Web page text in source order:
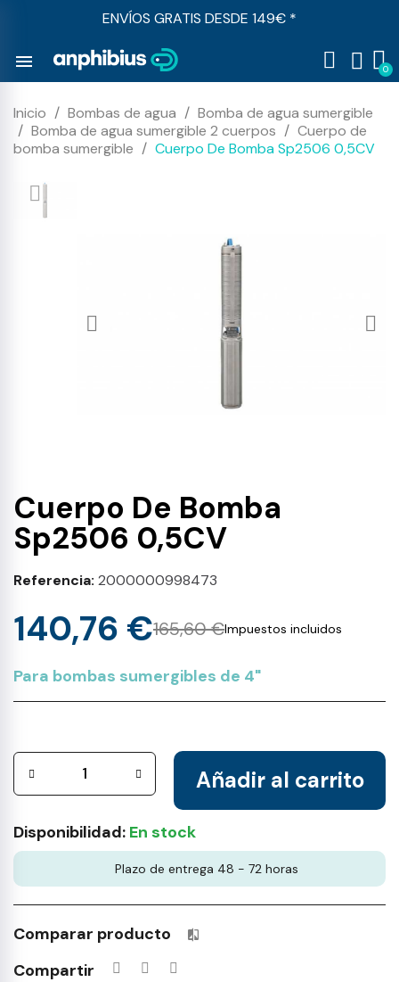
ENVÍOS GRATIS DESDE 149€ *
menu
Inicio Bombas de agua
Bomba de agua sumergible
Bomba de agua sumergible 2 cuerpos
Cuerpo de
bomba sumergible
Cuerpo De Bomba Sp2506 0,5CV
Cuerpo De Bomba
Sp2506 0,5CV
Referencia 2000000998473
165,60 €
140,76 € Impuestos incluidos
Para bombas sumergibles de 4"
Añadir al carrito
Disponibilidad: En stock
Plazo de entrega 48 - 72 horas
Comparar producto Productos incluidos en tu lista
Compartir